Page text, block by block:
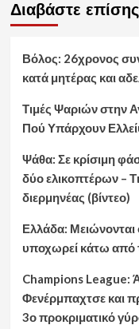
Διαβάστε επίσης
Βόλος: 26χρονος
κατά μητέρας και
Τιμές Ψαριών στην
Πού Υπάρχουν
Ψάθα: Σε κρίσιμη
δύο ελικοπτέρων –
διερμηνέας (βίντεο)
Ελλάδα: Μειώνονται
υποχωρεί κάτω από
Champions League:
Φενέρμπαχτσε και
3ο προκριματικό